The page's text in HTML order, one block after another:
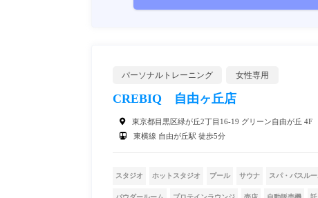
パーソナルトレーニング 女性専用
CREBIQ 自由ヶ丘店
東京都目黒区緑が丘2丁目16-19 グリーン自由が丘 4F
東横線 自由が丘駅 徒歩5分
スタジオ ホットスタジオ プール サウナ スパ・バスル